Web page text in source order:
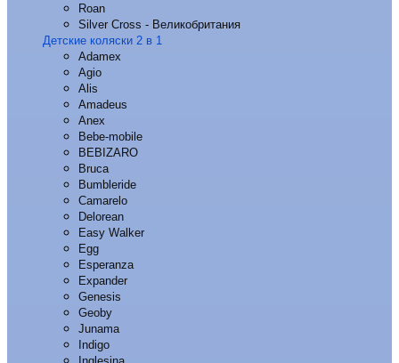
Roan
Silver Cross - Великобритания
Детские коляски 2 в 1
Adamex
Agio
Alis
Amadeus
Anex
Bebe-mobile
BEBIZARO
Bruca
Bumbleride
Camarelo
Delorean
Easy Walker
Egg
Esperanza
Expander
Genesis
Geoby
Junama
Indigo